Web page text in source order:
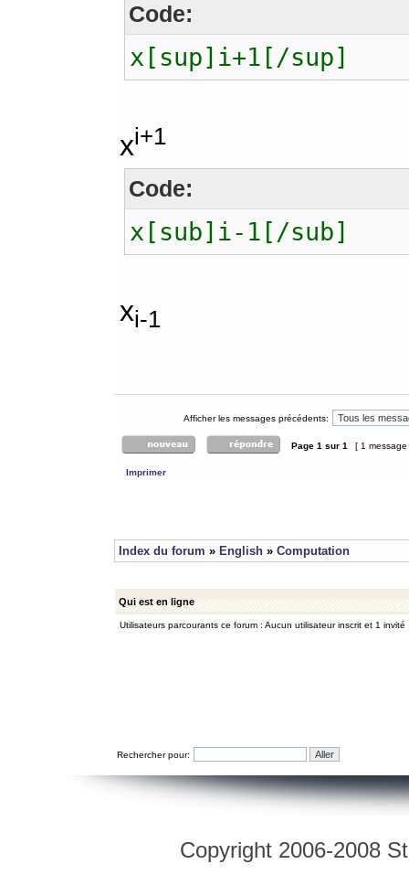
Code:
x[sup]i+1[/sup]
xi+1
Code:
x[sub]i-1[/sub]
xi-1
Afficher les messages précédents:
Page 1 sur 1 [ 1
Imprimer
Index du forum » English » Computation
Qui est en ligne
Utilisateurs parcourants ce forum : Aucun utilisateur inscrit et 1 invité
Rechercher pour:
Copyright 2006-2008